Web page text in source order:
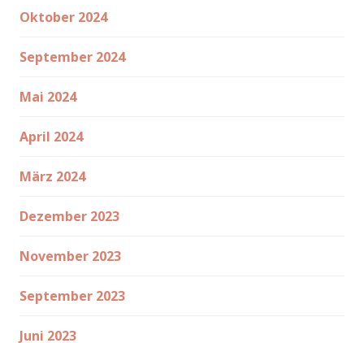
Oktober 2024
September 2024
Mai 2024
April 2024
März 2024
Dezember 2023
November 2023
September 2023
Juni 2023